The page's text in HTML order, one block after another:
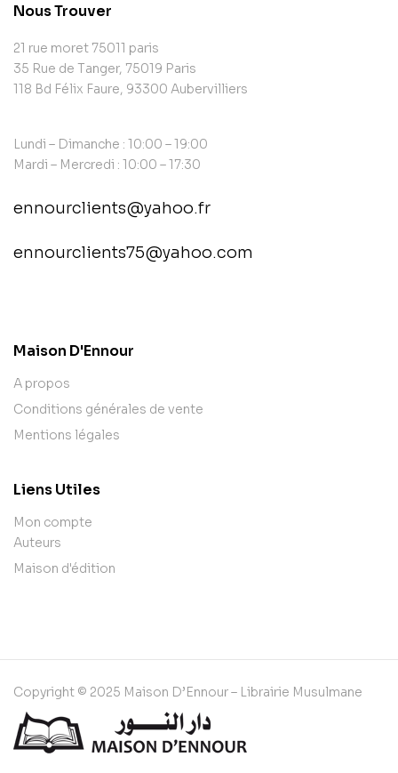
Nous Trouver
21 rue moret 75011 paris
35 Rue de Tanger, 75019 Paris
118 Bd Félix Faure, 93300 Aubervilliers
Lundi – Dimanche : 10:00 – 19:00
Mardi – Mercredi : 10:00 – 17:30
ennourclients@yahoo.fr
ennourclients75@yahoo.com
Maison D'Ennour
A propos
Conditions générales de vente
Mentions légales
Liens Utiles
Mon compte
Auteurs
Maison d'édition
Copyright © 2025 Maison D’Ennour – Librairie Musulmane